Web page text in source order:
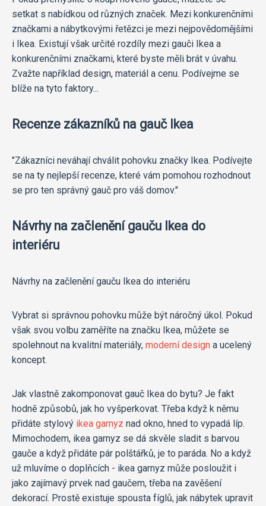
setkat s nabídkou od různých značek. Mezi konkurenčními
značkami a nábytkovými řetězci je mezi nejpovědomějšími
i Ikea. Existují však určité rozdíly mezi gauči Ikea a
konkurenčními značkami, které byste měli brát v úvahu.
Zvažte například design, materiál a cenu. Podívejme se
blíže na tyto faktory...
Recenze zákazníků na gauč Ikea
"Zákazníci neváhají chválit pohovku značky Ikea. Podívejte
se na ty nejlepší recenze, které vám pomohou rozhodnout
se pro ten správný gauč pro váš domov."
Návrhy na začlenění gauču Ikea do
interiéru
Návrhy na začlenění gauču Ikea do interiéru
Vybrat si správnou pohovku může být náročný úkol. Pokud
však svou volbu zaměříte na značku Ikea, můžete se
spolehnout na kvalitní materiály, moderní design a ucelený
koncept.
Jak vlastně zakomponovat gauč Ikea do bytu? Je fakt
hodně způsobů, jak ho vyšperkovat. Třeba když k němu
přidáte stylový ikea garnyz nad okno, hned to vypadá líp.
Mimochodem, ikea garnyz se dá skvěle sladit s barvou
gauče a když přidáte pár polštářků, je to paráda. No a když
už mluvíme o doplňcích - ikea garnyz může posloužit i
jako zajímavý prvek nad gaučem, třeba na zavěšení
dekorací. Prostě existuje spousta fíglů, jak nábytek upravit